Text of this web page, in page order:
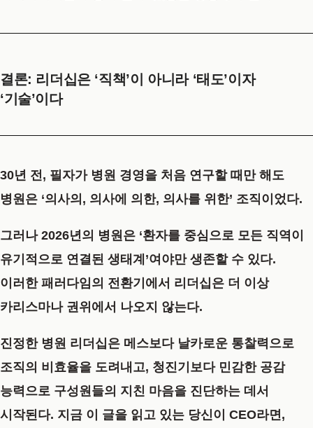
결론: 리더십은 ‘직책’이 아니라 ‘태도’이자
‘기술’이다
30년 전, 필자가 병원 경영을 처음 연구할 때만 해도
병원은 ‘의사의, 의사에 의한, 의사를 위한’ 조직이었다.
그러나 2026년의 병원은 ‘환자를 중심으로 모든 직역이
유기적으로 연결된 생태계’여야만 생존할 수 있다.
이러한 패러다임의 전환기에서 리더십은 더 이상
카리스마나 권위에서 나오지 않는다.
진정한 병원 리더십은 메스보다 날카로운 통찰력으로
조직의 비효율을 도려내고, 청진기보다 민감한 공감
능력으로 구성원들의 지친 마음을 진단하는 데서
시작된다. 지금 이 글을 읽고 있는 당신이 CEO라면,